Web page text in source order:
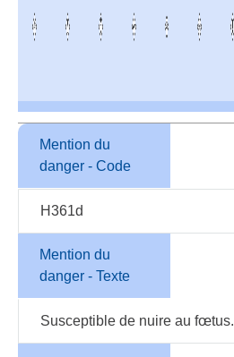
Mention du
danger - Code
H361d
Mention du
danger - Texte
Susceptible de nuire au fœtus.